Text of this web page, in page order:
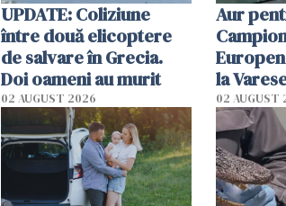
UPDATE: Coliziune
între două elicoptere
de salvare în Grecia.
Doi oameni au murit
02 AUGUST 2026
Aur
la
02 AUGUST